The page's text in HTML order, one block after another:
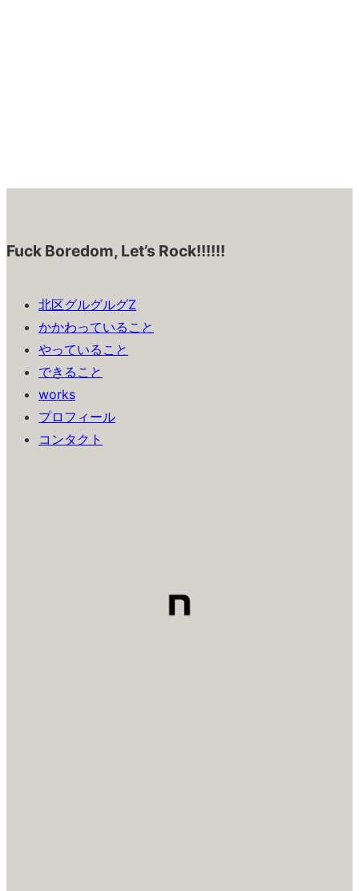
Fuck Boredom, Let’s Rock!!!!!!
北区グルグルグZ
かかわっていること
やっていること
できること
works
プロフィール
コンタクト